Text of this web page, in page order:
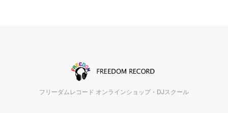
フリーダムレコード オンラインショップ・DJスクール